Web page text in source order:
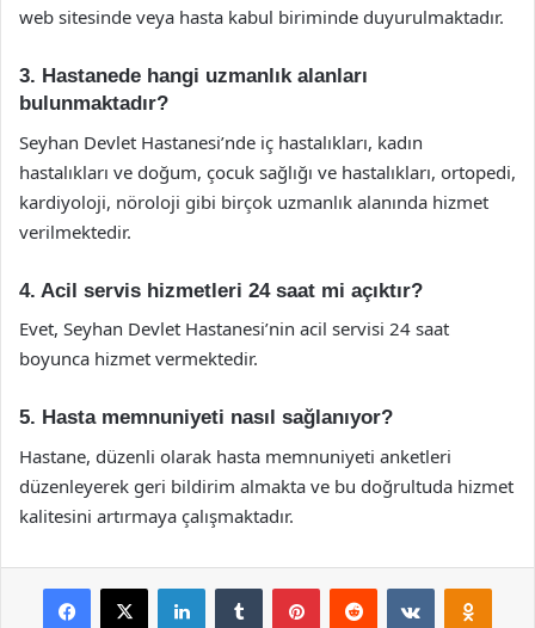
web sitesinde veya hasta kabul biriminde duyurulmaktadır.
3. Hastanede hangi uzmanlık alanları
bulunmaktadır?
Seyhan Devlet Hastanesi’nde iç hastalıkları, kadın
hastalıkları ve doğum, çocuk sağlığı ve hastalıkları, ortopedi,
kardiyoloji, nöroloji gibi birçok uzmanlık alanında hizmet
verilmektedir.
4. Acil servis hizmetleri 24 saat mi açıktır?
Evet, Seyhan Devlet Hastanesi’nin acil servisi 24 saat
boyunca hizmet vermektedir.
5. Hasta memnuniyeti nasıl sağlanıyor?
Hastane, düzenli olarak hasta memnuniyeti anketleri
düzenleyerek geri bildirim almakta ve bu doğrultuda hizmet
kalitesini artırmaya çalışmaktadır.
Facebook
X LinkedInTumblr PinterestReddit VKontakte